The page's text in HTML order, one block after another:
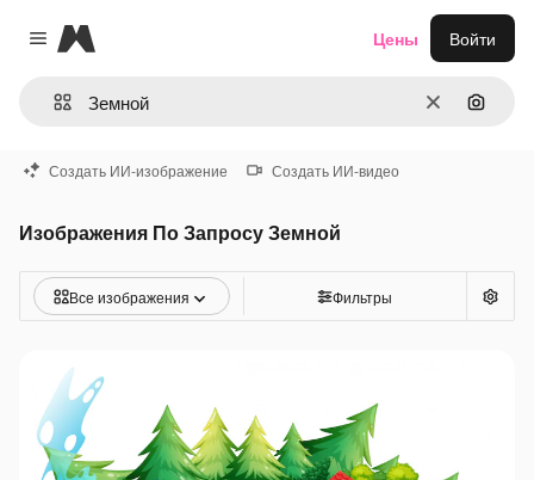
Close menu
Magnific
ОчиститьПоиск
Цены Войти
Создать ИИ-изображение Создать ИИ-видео
Изображения По Запросу Земной
Все изображения Фильтры